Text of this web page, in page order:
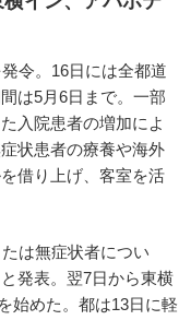
令。16日には全都道
は5月6日まで。一部
入院患者の増加によ
状患者の療養や海外
借り上げ、客室を活
は無症状者につい
発表。翌7日から東横
始めた。都は13日に軽